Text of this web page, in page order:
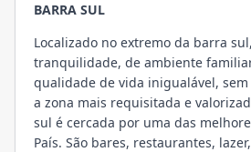
BARRA SUL
Localizado no extremo da barra
tranquilidade, de ambiente
qualidade de vida inigualável,
a zona mais requisitada e
sul é cercada por uma das
País. São bares, restaurantes,